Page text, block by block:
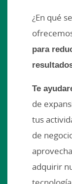
¿En qué
para
Te
de
tus
de
adquirir